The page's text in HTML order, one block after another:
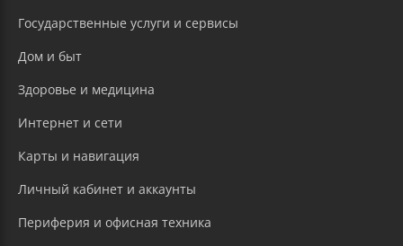
Государственные услуги и сервисы
Дом и быт
Здоровье и медицина
Интернет и сети
Карты и навигация
Личный кабинет и аккаунты
Периферия и офисная техника